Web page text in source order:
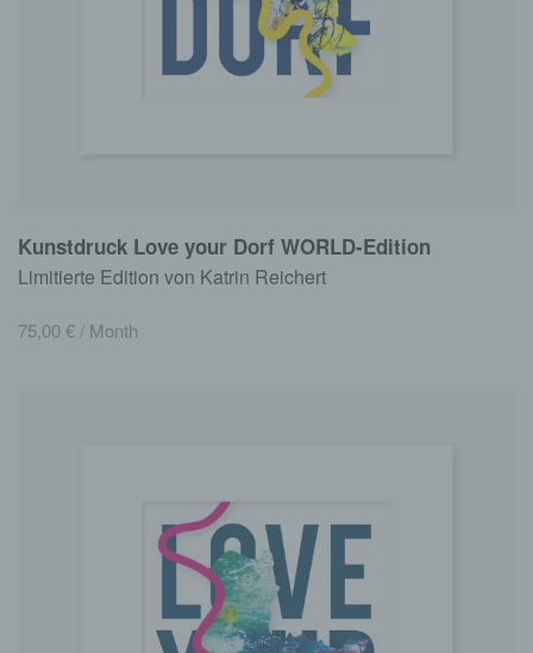
Kunstdruck Love your Dorf WORLD-Edition
Limitierte Edition von Katrin Reichert
75,00€/ Month